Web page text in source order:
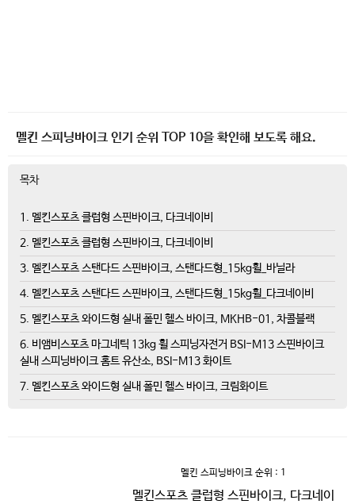
멜킨 스피닝바이크 인기 순위 TOP 10을 확인해 보도록 해요.
목차
1. 멜킨스포츠 클럽형 스핀바이크, 다크네이비
2. 멜킨스포츠 클럽형 스핀바이크, 다크네이비
3. 멜킨스포츠 스탠다드 스핀바이크, 스탠다드형_15kg휠_바닐라
4. 멜킨스포츠 스탠다드 스핀바이크, 스탠다드형_15kg휠_다크네이비
5. 멜킨스포츠 와이드형 실내 폴민 헬스 바이크, MKHB-01, 차콜블랙
6. 비앰비스포츠 마그네틱 13kg 휠 스피닝자전거 BSI-M13 스핀바이크
실내 스피닝바이크 홈트 유산소, BSI-M13 화이트
7. 멜킨스포츠 와이드형 실내 폴민 헬스 바이크, 크림화이트
멜킨 스피닝바이크순위 : 1
멜킨스포츠 클럽형 스핀바이크, 다크네이